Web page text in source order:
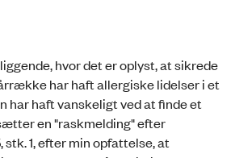
hvor det er oplyst, at sikrede
har haft allergiske lidelser i et
har haft vanskeligt ved at finde et
en "raskmelding" efter
stk. 1, efter min opfattelse, at